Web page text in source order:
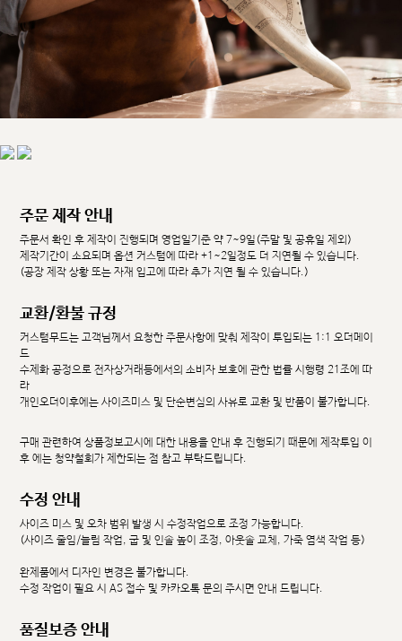
주문 제작 안내
주문서 확인 후 제작이 진행되며 영업일기준 약 7~9일(주말 및 공휴일 제외)
제작기간이 소요되며 옵션 커스텀에 따라 +1~2일정도 더 지연될 수 있습니다.
(공장 제작 상황 또는 자재 입고에 따라 추가 지연 될 수 있습니다.)
교환/환불 규정
커스텀무드는 고객님께서 요청한 주문사항에 맞춰 제작이 투입되는 1:1 오더메이
드
수제화 공정으로 전자상거래등에서의 소비자 보호에 관한 법률 시행령 21조에 따
라
개인오더이후에는 사이즈미스 및 단순변심의 사유로 교환 및 반품이 불가합니다.
구매 관련하여 상품정보고시에 대한 내용을 안내 후 진행되기 때문에 제작투입 이
후 에는 청약철회가 제한되는 점 참고 부탁드립니다.
수정 안내
사이즈 미스 및 오차 범위 발생 시 수정작업으로 조정 가능합니다.
(사이즈 줄임/늘림 작업, 굽 및 인솔 높이 조정, 아웃솔 교체, 가죽 염색 작업 등)
완제품에서 디자인 변경은 불가합니다.
수정 작업이 필요 시 AS 접수 및 카카오톡 문의 주시면 안내 드립니다.
품질보증 안내